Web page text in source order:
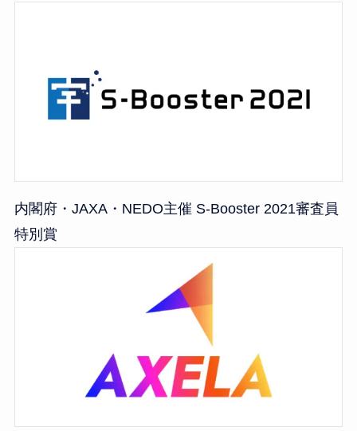
内閣府・JAXA・NEDO主催 S-Booster 2021審査員
特別賞